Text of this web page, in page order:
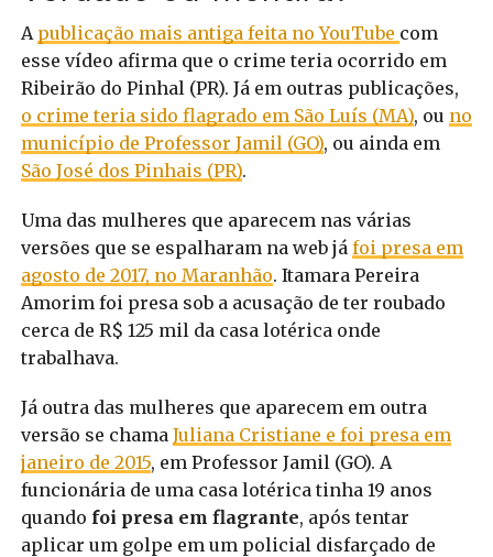
A publicação mais antiga feita no YouTube com
esse vídeo afirma que o crime teria ocorrido em
Ribeirão do Pinhal (PR). Já em outras publicações,
o crime teria sido flagrado em São Luís (MA), ou no
município de Professor Jamil (GO), ou ainda em
São José dos Pinhais (PR).
Uma das mulheres que aparecem nas várias
versões que se espalharam na web já foi presa em
agosto de 2017, no Maranhão. Itamara Pereira
Amorim foi presa sob a acusação de ter roubado
cerca de R$ 125 mil da casa lotérica onde
trabalhava.
Já outra das mulheres que aparecem em outra
versão se chama Juliana Cristiane e foi presa em
janeiro de 2015, em Professor Jamil (GO). A
funcionária de uma casa lotérica tinha 19 anos
quando foi presa em flagrante, após tentar
aplicar um golpe em um policial disfarçado de